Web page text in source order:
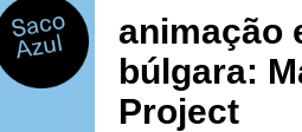
animação
búlgara:
Project